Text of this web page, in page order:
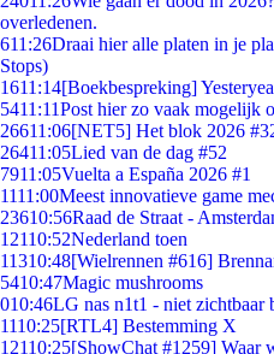
overledenen.
611:26Draai hier alle platen in je
Stops)
1611:14[Boekbespreking]
5411:11Post hier zo vaak mogelijk
26611:06[NET5] Het blok 2026
26411:05Lied van de dag #52
7911:05Vuelta a España 2026 #1
1111:00Meest innovatieve game
23610:56Raad de Straat -
12110:52Nederland toen
11310:48[Wielrennen #616]
5410:47Magic mushrooms
010:46LG nas n1t1 - niet zichtbaar
1110:25[RTL4] Bestemming X
12110:25[ShowChat #1259] Waar